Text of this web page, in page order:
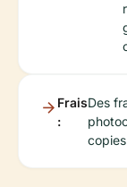
Frais
:
Des